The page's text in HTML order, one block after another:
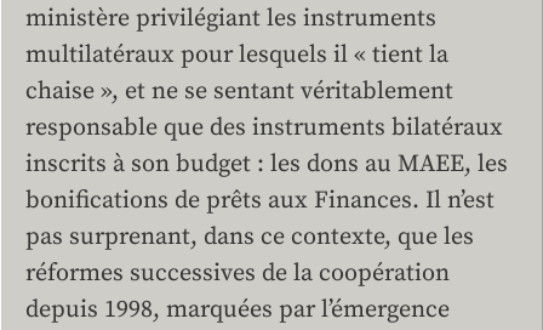
ministère privilégiant les instruments
multilatéraux pour lesquels il « tient la
chaise », et ne se sentant véritablement
responsable que des instruments bilatéraux
inscrits à son budget : les dons au MAEE, les
bonifications de prêts aux Finances. Il n’est
pas surprenant, dans ce contexte, que les
réformes successives de la coopération
depuis 1998, marquées par l’émergence